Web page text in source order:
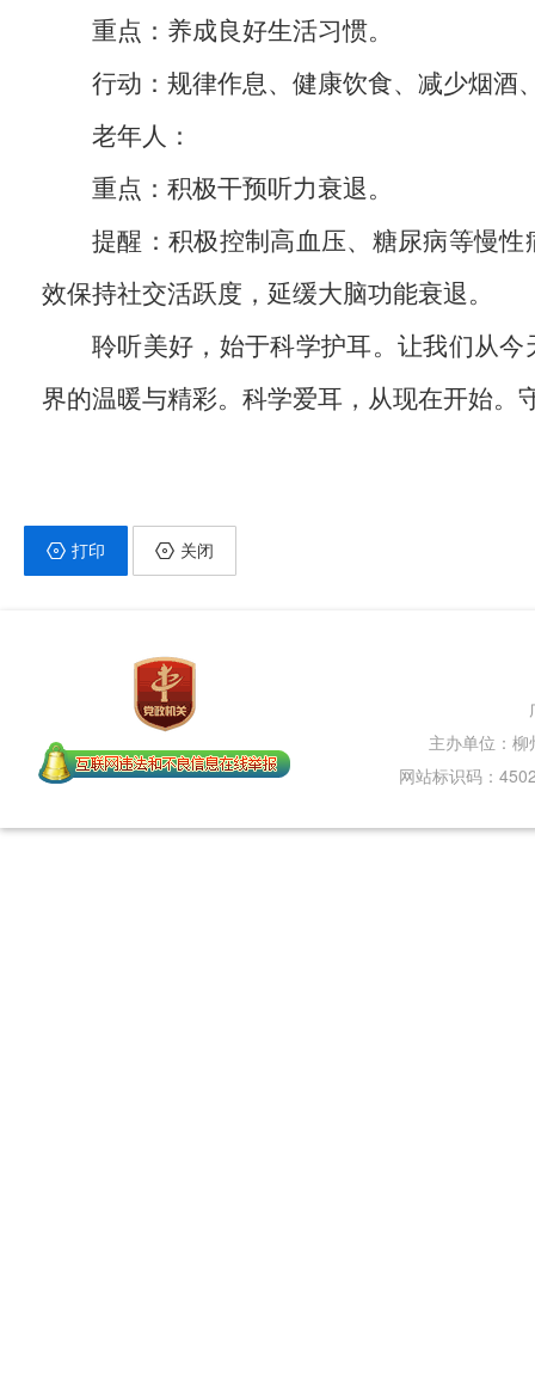
重点：养成良好生活习惯。
行动：规律作息、健康饮食、减少烟酒
老年人：
重点：积极干预听力衰退。
提醒：积极控制高血压、糖尿病等慢
效保持社交活跃度，延缓大脑功能衰退。
聆听美好，始于科学护耳。让我们从
界的温暖与精彩。科学爱耳，从现在开始。
打印 关闭
主办单位：
网站标识码：